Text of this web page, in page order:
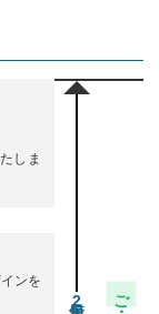
しま
ンを
2 ご注文・校正期間